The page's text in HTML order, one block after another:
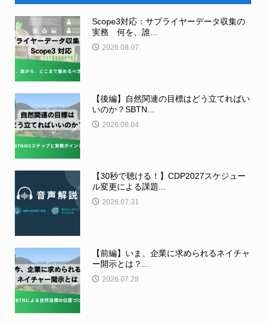
Scope3対応：サプライヤーデータ収集の
実務 何を、誰...
2026.08.07
【後編】自然関連の目標はどう立てればい
いのか？SBTN...
2026.08.04
【30秒で聴ける！】CDP2027スケジュー
ル変更による課題...
2026.07.31
【前編】いま、企業に求められるネイチャ
ー開示とは？...
2026.07.28